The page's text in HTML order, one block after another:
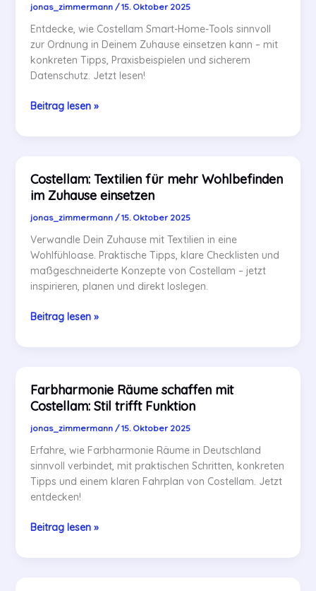
jonas_zimmermann /15. Oktober 2025
Entdecke, wie Costellam Smart-Home-Tools sinnvoll
zur Ordnung in Deinem Zuhause einsetzen kann – mit
konkreten Tipps, Praxisbeispielen und sicherem
Datenschutz. Jetzt lesen!
Costellam:
mehr
Ordnung
im
Beitrag lesen »
Costellam: Textilien für mehr Wohlbefinden
im Zuhause einsetzen
jonas_zimmermann /15. Oktober 2025
Verwandle Dein Zuhause mit Textilien in eine
Wohlfühloase. Praktische Tipps, klare Checklisten und
maßgeschneiderte Konzepte von Costellam – jetzt
inspirieren, planen und direkt loslegen.
Costellam:
im
Zuhause
einsetzen
Beitrag lesen »
Farbharmonie Räume schaffen mit
Costellam: Stil trifft Funktion
jonas_zimmermann /15. Oktober 2025
Erfahre, wie Farbharmonie Räume in Deutschland
sinnvoll verbindet, mit praktischen Schritten, konkreten
Tipps und einem klaren Fahrplan von Costellam. Jetzt
entdecken!
Farbharmonie
Beitrag lesen »